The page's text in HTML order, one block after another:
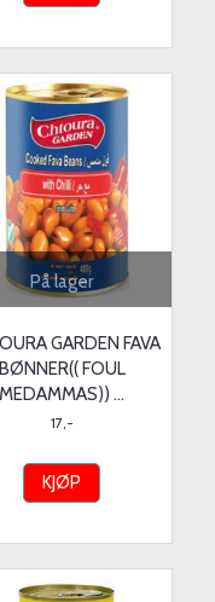
På lager
GARDEN FAVA
BØNNER(( FOUL
MEDAMMAS)) ...
17,-
KJØP